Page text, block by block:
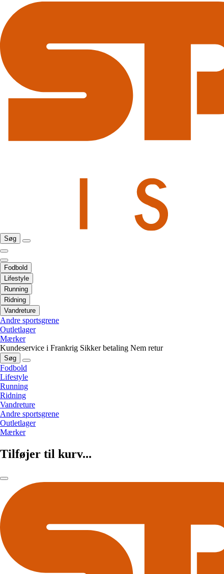
Søg
Fodbold
Lifestyle
Running
Ridning
Vandreture
Andre sportsgrene
Outletlager
Mærker
Kundeservice i Frankrig Sikker betaling Nem retur
Søg
Fodbold
Lifestyle
Running
Ridning
Vandreture
Andre sportsgrene
Outletlager
Mærker
Tilføjer til kurv...